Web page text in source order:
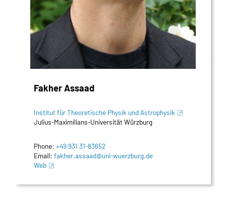
Fakher Assaad
Institut für Theoretische Physik und Astrophysik
Julius-Maximilians-Universität Würzburg
Phone: +49 931 31-83652
Email: fakher.assaad@uni-wuerzburg.de
Web